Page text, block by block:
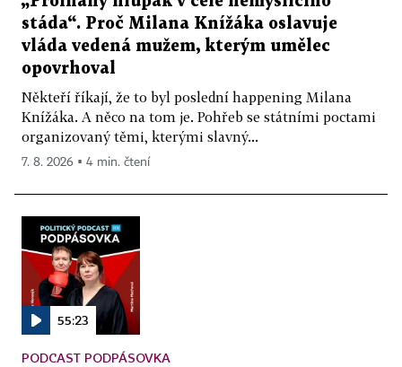
stáda“. Proč Milana Knížáka oslavuje
vláda vedená mužem, kterým umělec
opovrhoval
Někteří říkají, že to byl poslední happening Milana
Knížáka. A něco na tom je. Pohřeb se státními poctami
organizovaný těmi, kterými slavný...
7. 8. 2026 ▪ 4 min. čtení
55:23
PODCAST PODPÁSOVKA